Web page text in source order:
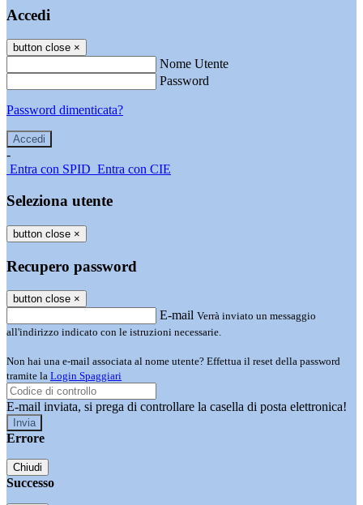
Accedi
button close ×
Nome Utente
Password
Password dimenticata?
-
Entra con SPID Entra con CIE
Seleziona utente
button close ×
Recupero password
button close ×
E-mail Verrà inviato un messaggio
all'indirizzo indicato con le istruzioni necessarie.
Non hai una e-mail associata al nome utente? Effettua il reset della password
tramite la Login Spaggiari
E-mail inviata, si prega di controllare la casella di posta elettronica!
Errore
Chiudi
Successo